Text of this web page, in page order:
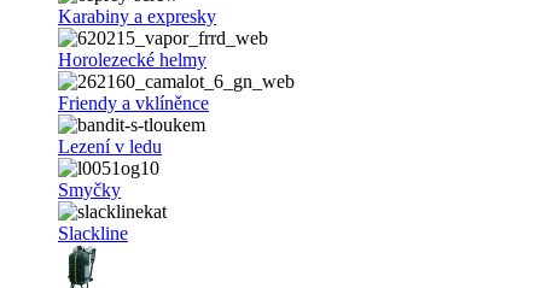
Karabiny a expresky
Horolezecké helmy
Friendy a vklíněnce
Lezení v ledu
Smyčky
Slackline